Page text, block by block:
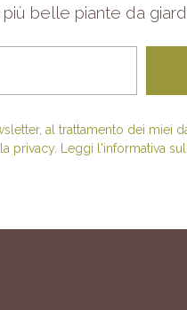
belle piante da
al trattamento dei miei
privacy. Leggi l'informativa